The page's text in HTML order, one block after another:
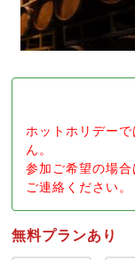
ホットホリデー
ん。
参加ご希望の場
ご連絡ください。
無料プランあり